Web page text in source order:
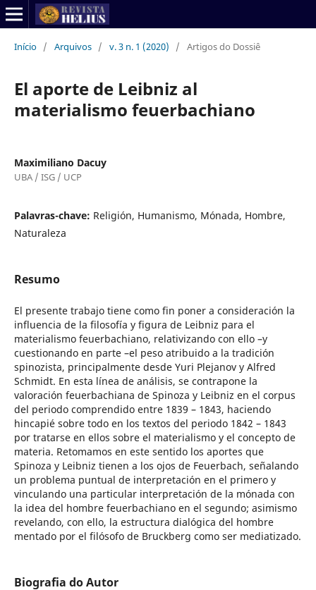
Início / Arquivos / v. 3 n. 1 (2020) / Artigos do Dossiê
El aporte de Leibniz al
materialismo feuerbachiano
Maximiliano Dacuy
UBA / ISG / UCP
Palavras-chave: Religión, Humanismo, Mónada, Hombre,
Naturaleza
Resumo
El presente trabajo tiene como fin poner a consideración la
influencia de la filosofía y figura de Leibniz para el
materialismo feuerbachiano, relativizando con ello –y
cuestionando en parte –el peso atribuido a la tradición
spinozista, principalmente desde Yuri Plejanov y Alfred
Schmidt. En esta línea de análisis, se contrapone la
valoración feuerbachiana de Spinoza y Leibniz en el corpus
del periodo comprendido entre 1839 – 1843, haciendo
hincapié sobre todo en los textos del periodo 1842 – 1843
por tratarse en ellos sobre el materialismo y el concepto de
materia. Retomamos en este sentido los aportes que
Spinoza y Leibniz tienen a los ojos de Feuerbach, señalando
un problema puntual de interpretación en el primero y
vinculando una particular interpretación de la mónada con
la idea del hombre feuerbachiano en el segundo; asimismo
revelando, con ello, la estructura dialógica del hombre
mentado por el filósofo de Bruckberg como ser mediatizado.
Biografia do Autor